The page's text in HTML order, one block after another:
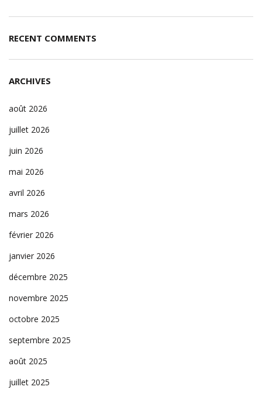
RECENT COMMENTS
ARCHIVES
août 2026
juillet 2026
juin 2026
mai 2026
avril 2026
mars 2026
février 2026
janvier 2026
décembre 2025
novembre 2025
octobre 2025
septembre 2025
août 2025
juillet 2025